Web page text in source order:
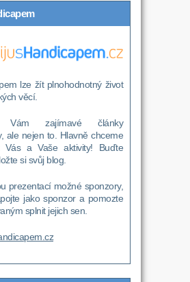
lze žít plnohodnotný život
věcí.
Vám zajímavé články
ale nejen to. Hlavně chceme
Vás a Vaše aktivity! Buďte
si svůj blog.
prezentací možné sponzory,
jako sponzor a pomozte
splnit jejich sen.